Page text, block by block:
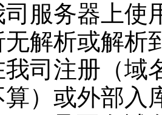
服务器上使
解析或解析
司注册（域
）或外部入